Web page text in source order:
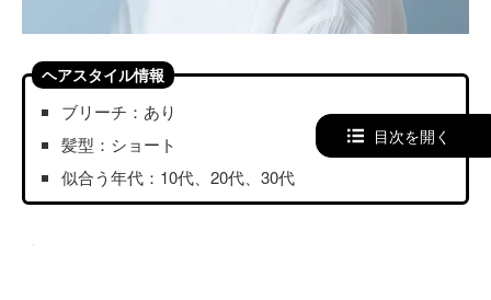
ヘアスタイル情報
ブリーチ：あり
髪型：ショート
似合う年代：10代、20代、30代
立ち上げた束感がポイントのスパイキーショートに、明る
目次を開く